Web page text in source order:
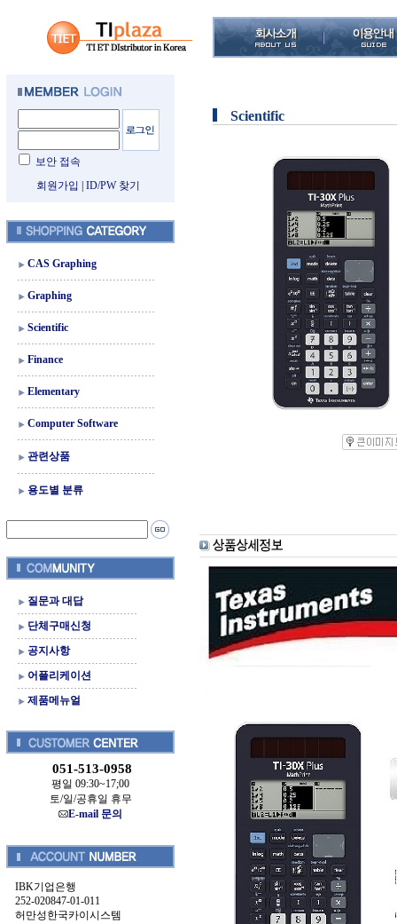
보안 접속
회원가입
ID/PW 찾기
CAS Graphing
Graphing
Scientific
Finance
Elementary
Computer Software
관련상품
용도별 분류
질문과 대답
단체구매신청
공지사항
어플리케이션
제품메뉴얼
051-513-0958
평일 09:30~17;00
토/일/공휴일 휴무
E-mail 문의
IBK기업은행
252-020847-01-011
허만성한국카이시스템
Scientific